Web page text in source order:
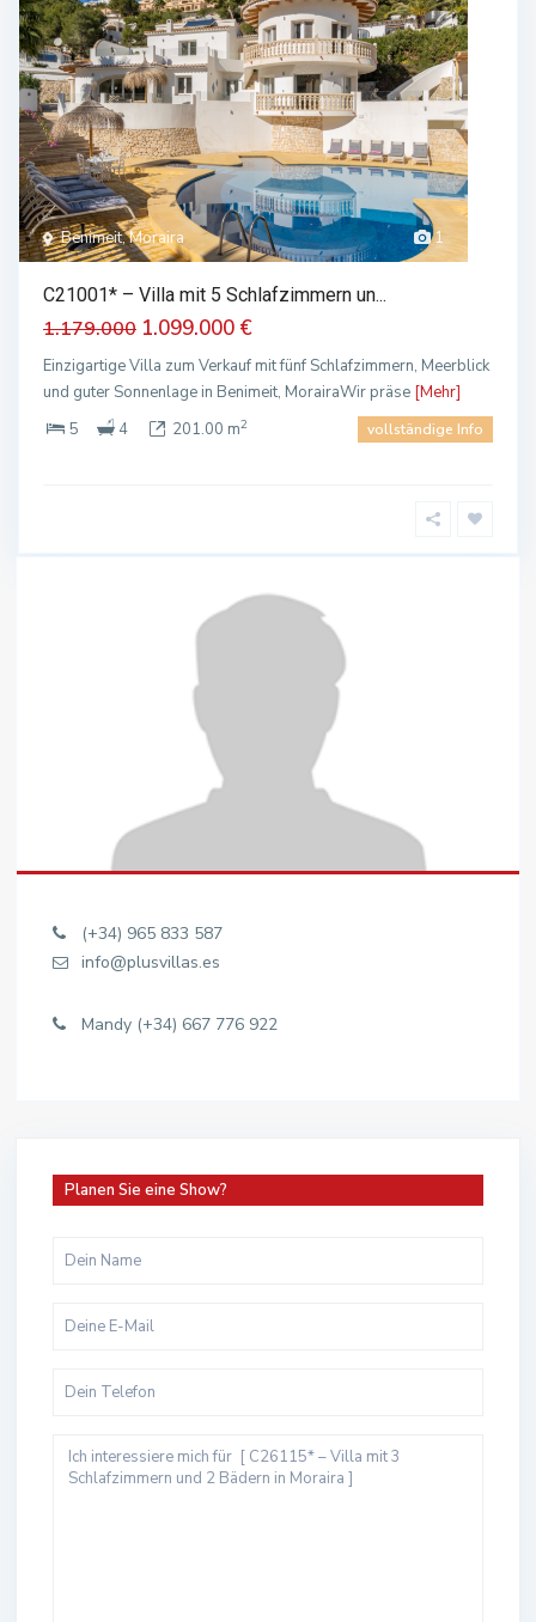
1
Benimeit, Moraira
C21001* – Villa mit 5 Schlafzimmern un...
1.179.000 1.099.000 €
Einzigartige Villa zum Verkauf mit fünf Schlafzimmern, Meerblick
und guter Sonnenlage in Benimeit, MorairaWir präse [Mehr]
5
4 201.00 m2 vollständige Info
(+34) 965 833 587
info@plusvillas.es
Mandy (+34) 667 776 922
Planen Sie eine Show?